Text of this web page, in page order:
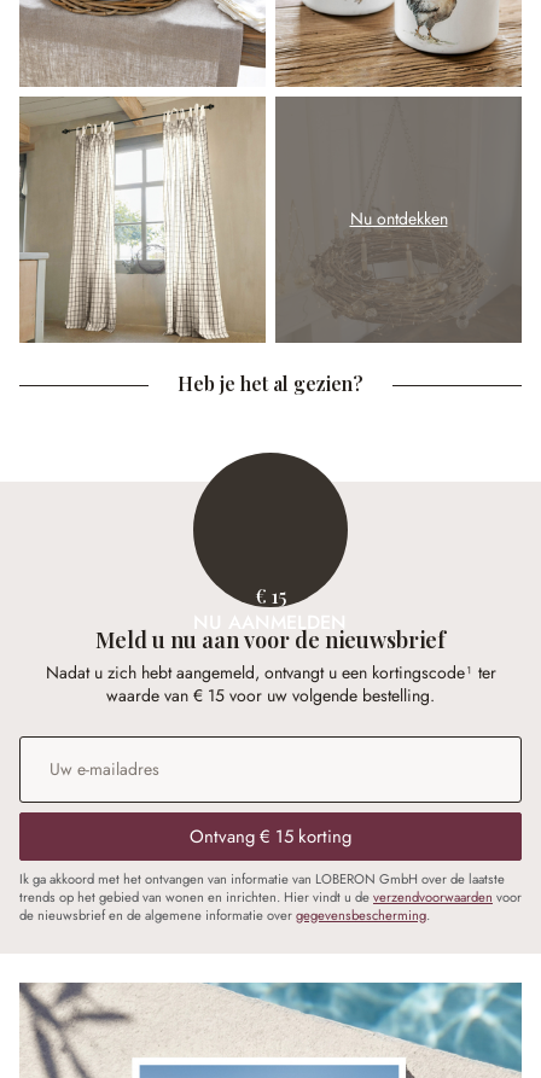
Nu ontdekken
Heb je het al gezien?
€ 15
NU AANMELDEN
Meld u nu aan voor de nieuwsbrief
Nadat u zich hebt aangemeld, ontvangt u een kortingscode¹ ter
waarde van € 15 voor uw volgende bestelling.
E-mailadres*
Ontvang € 15 korting
Ik ga akkoord met het ontvangen van informatie van LOBERON GmbH over de laatste
trends op het gebied van wonen en inrichten. Hier vindt u deverzendvoorwaarden voor
de nieuwsbrief en de algemene informatie overgegevensbescherming.